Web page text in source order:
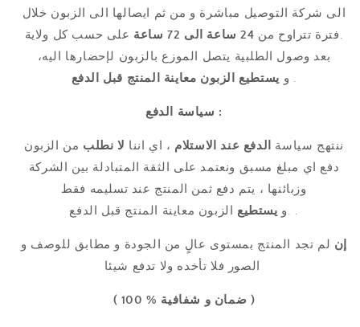
الى شركة التوصيل مباشرة و من ثم ايصالها الى الزبون خلال
فترة تتراوح من 24 ساعة الى 72 ساعة
على حسب كل ولاية.
بعد وصول الطلبية يتصل الموزع بالزبون لإحضارها اليه،
و يستطيع الزبون معاينة المنتج قبل الدفع .
سياسة الدفع :
ننتهج سياسة الدفع عند الاستلام ، اي اننا لا نطلب من الزبون
دفع اي مبلغ مسبق ونعتمد على الثقة المتبادلة بين الشركة
وزبائنها ، يتم دفع ثمن المنتج عند تسليمه فقط
.و يستطيع الزبون معاينة المنتج قبل الدفع .
إن لم تجد المنتج بمستوى عالٍ من الجودة و مطابق للوصف و
( ضمان و شفافية % 100 )